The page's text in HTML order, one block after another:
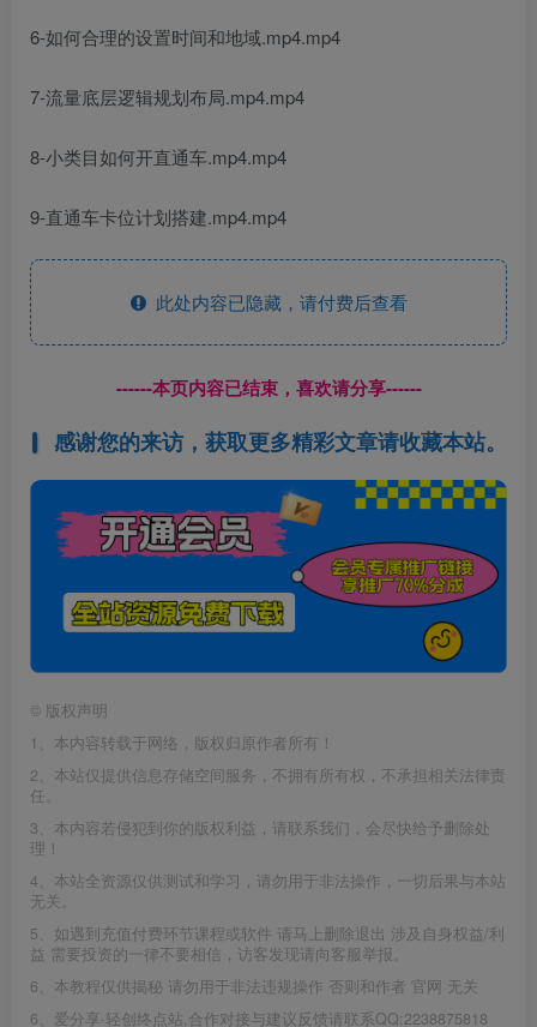
6-如何合理的设置时间和地域.mp4.mp4
7-流量底层逻辑规划布局.mp4.mp4
8-小类目如何开直通车.mp4.mp4
9-直通车卡位计划搭建.mp4.mp4
此处内容已隐藏，请付费后查看
------本页内容已结束，喜欢请分享------
感谢您的来访，获取更多精彩文章请收藏本站。
© 版权声明
1、本内容转载于网络，版权归原作者所有！
2、本站仅提供信息存储空间服务，不拥有所有权，不承担相关法律责
任。
3、本内容若侵犯到你的版权利益，请联系我们，会尽快给予删除处
理！
4、本站全资源仅供测试和学习，请勿用于非法操作，一切后果与本站
无关。
5、如遇到充值付费环节课程或软件 请马上删除退出 涉及自身权益/利
益 需要投资的一律不要相信，访客发现请向客服举报。
6、本教程仅供揭秘 请勿用于非法违规操作 否则和作者 官网 无关
6、爱分享·轻创终点站,合作对接与建议反馈请联系QQ:2238875818